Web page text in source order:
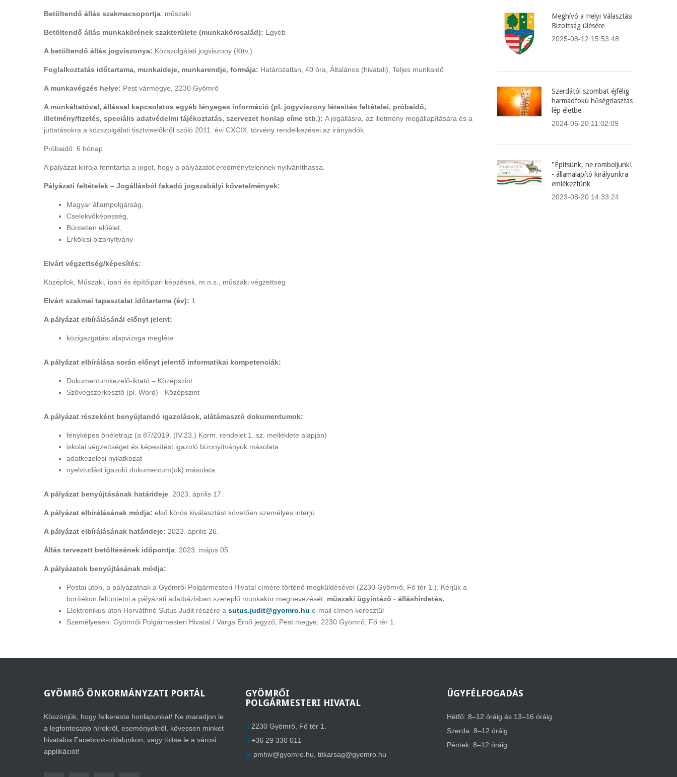
Betöltendő állás szakmacsoportja: műszaki
Betöltendő állás munkakörének szakterülete (munkakörcsalád): Egyéb
A betöltendő állás jogviszonya: Közszolgálati jogviszony (Kttv.)
Foglalkoztatás időtartama, munkaideje, munkarendje, formája: Határozatlan, 40 óra, Általános (hivatali), Teljes munkaidő
A munkavégzés helye: Pest vármegye, 2230 Gyömrő
A munkáltatóval, állással kapcsolatos egyéb lényeges információ (pl. jogyviszony létesítés feltételei, próbaidő,
illetmény/fizetés, speciális adatvédelmi tájékoztatás, szervezet honlap címe stb.): A jogállásra, az illetmény megállapítására és a
juttatásokra a közszolgálati tisztviselőkről szóló 2011. évi CXCIX. törvény rendelkezései az irányadók.
Próbaidő: 6 hónap
A pályázat kiírója fenntartja a jogot, hogy a pályázatot eredménytelennek nyilváníthassa.
Pályázati feltételek – Jogállásból fakadó jogszabályi követelmények:
Magyar állampolgárság,
Cselekvőképesség,
Büntetlen előélet,
Erkölcsi bizonyítvány
Elvárt végzettség/képesítés:
Középfok, Műszaki, ipari és építőipari képzések, m.n.s., műszaki végzettség
Elvárt szakmai tapasztalat időtartama (év): 1
A pályázat elbírálásánál előnyt jelent:
közigazgatási alapvizsga megléte
A pályázat elbírálása során előnyt jelentő informatikai kompetenciák:
Dokumentumkezelő-iktató – Középszint
Szövegszerkesztő (pl. Word) - Középszint
A pályázat részeként benyújtandó igazolások, alátámasztó dokumentumok:
fényképes önéletrajz (a 87/2019. (IV.23.) Korm. rendelet 1. sz. melléklete alapján)
iskolai végzettséget és képesítést igazoló bizonyítványok másolata
adatkezelési nyilatkozat
nyelvtudást igazoló dokumentum(ok) másolata
A pályázat benyújtásának határideje: 2023. április 17.
A pályázat elbírálásának módja: első körös kiválasztást követően személyes interjú
A pályázat elbírálásának határideje: 2023. április 26.
Állás tervezett betöltésének időpontja: 2023. május 05.
A pályázatok benyújtásának módja:
Postai úton, a pályázatnak a Gyömrői Polgármesteri Hivatal címére történő megküldésével (2230 Gyömrő, Fő tér 1.). Kérjük a
borítékon feltüntetni a pályázati adatbázisban szereplő munkakör megnevezését: műszaki ügyintéző - álláshirdetés.
Elektronikus úton Horváthné Sutus Judit részére a sutus.judit@gyomro.hu e-mail címen keresztül
Személyesen: Gyömrői Polgármesteri Hivatal / Varga Ernő jegyző, Pest megye, 2230 Gyömrő, Fő tér 1.
Meghívó a Helyi Választási
Bizottság ülésére
2025-08-12 15:53:48
Szerdától szombat éjfélig
harmadfokú hőségriasztás
lép életbe
2024-06-20 11:02:09
"Építsünk, ne romboljunk!
- államalapító királyunkra
emlékeztünk
2023-08-20 14:33:24
GYÖMRŐ ÖNKORMÁNYZATI PORTÁL
Köszönjük, hogy felkereste honlapunkat! Ne maradjon le
a legfontosabb hírekről, eseményekről, kövessen minket
hivatalos Facebook-oldalunkon, vagy töltse le a városi
applikációt!
GYÖMRŐI
POLGÁRMESTERI HIVATAL
2230 Gyömrő, Fő tér 1.
+36 29 330 011
pmhiv@gyomro.hu, titkarsag@gyomro.hu
ÜGYFÉLFOGADÁS
Hétfő: 8–12 óráig és 13–16 óráig
Szerda: 8–12 óráig
Péntek: 8–12 óráig